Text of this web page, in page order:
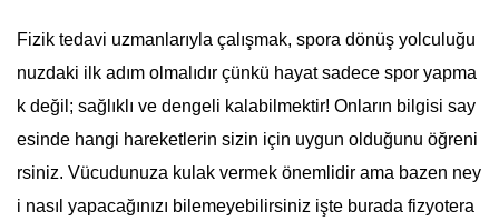
Fizik tedavi uzmanlarıyla çalışmak, spora dönüş yolculuğu
nuzdaki ilk adım olmalıdır çünkü hayat sadece spor yapma
k değil; sağlıklı ve dengeli kalabilmektir! Onların bilgisi say
esinde hangi hareketlerin sizin için uygun olduğunu öğreni
rsiniz. Vücudunuza kulak vermek önemlidir ama bazen ney
i nasıl yapacağınızı bilemeyebilirsiniz işte burada fizyotera